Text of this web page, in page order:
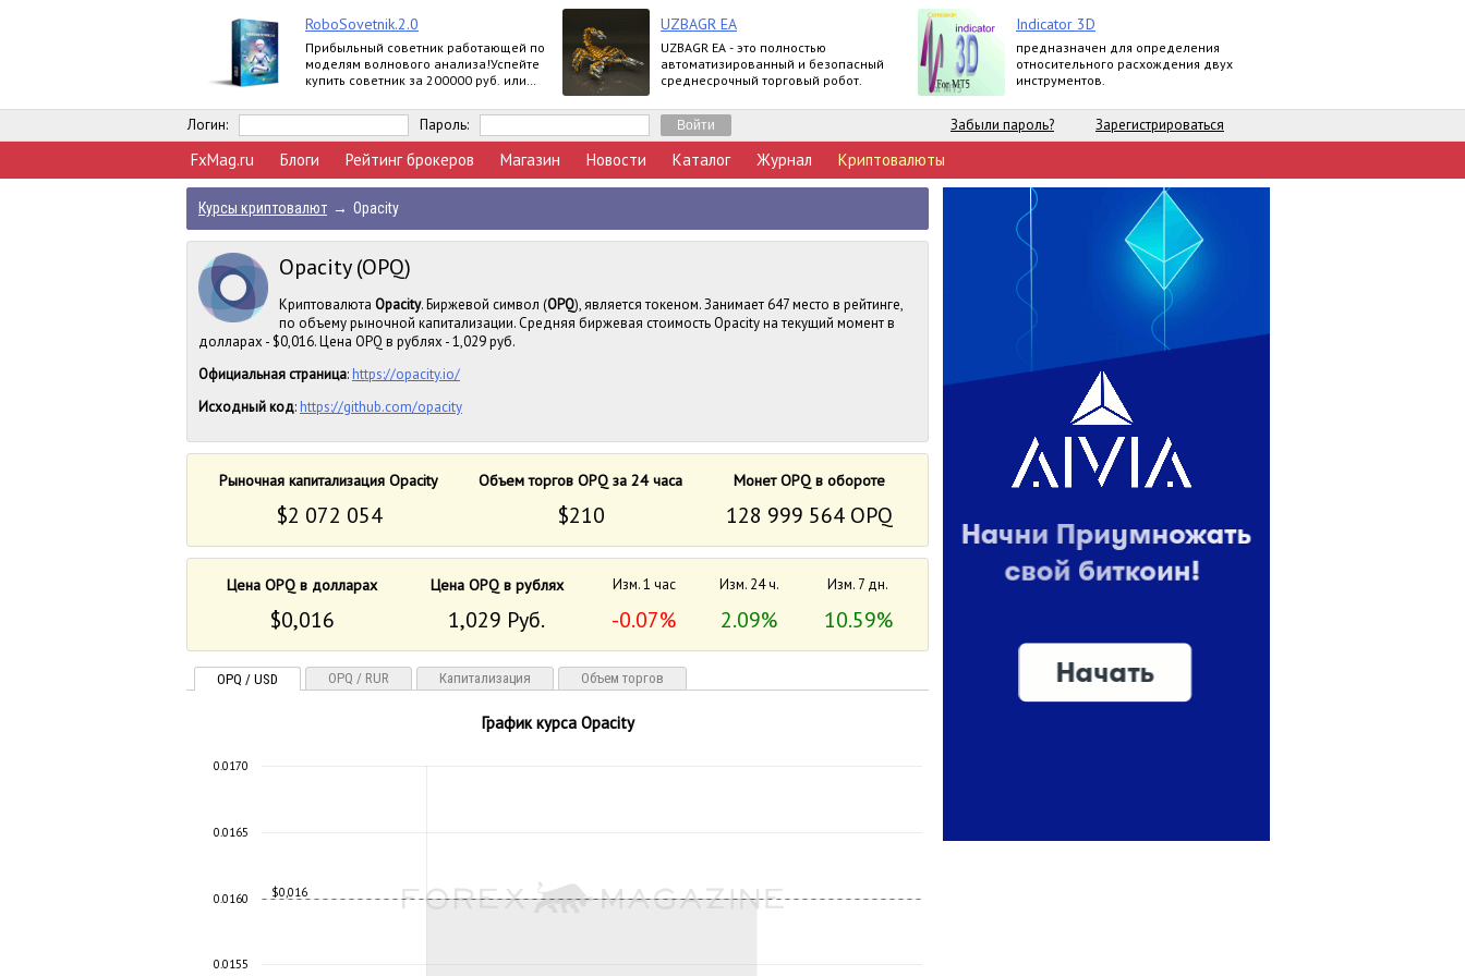
RoboSovetnik.2.0
Прибыльный советник работающей по
моделям волнового анализа!Успейте
купить советник за 200000 руб. или
программе
UZBAGR EA
UZBAGR EA - это полностью
автоматизированный и безопасный
среднесрочный торговый робот.
Indicator 3D
предназначен для определения
относительного расхождения двух
инструментов.
Логин: Пароль: Забыли пароль? Зарегистрироваться
FxMag.ru Блоги Рейтинг брокеров Магазин Новости Каталог Журнал Криптовалюты
Курсы криптовалют → Opacity
Opacity (OPQ)
Криптовалюта Opacity. Биржевой символ (OPQ), является токеном. Занимает 647 место в рейтинге,
по объему рыночной капитализации. Средняя биржевая стоимость Opacity на текущий момент в
долларах - $0,016. Цена OPQ в рублях - 1,029 руб.
Официальная страница: https://opacity.io/
Исходный код: https://github.com/opacity
Рыночная капитализация Opacity Объем торгов OPQ за 24 часа Монет OPQ в обороте
$2 072 054 $210 128 999 564 OPQ
Цена OPQ в долларах Цена OPQ в рублях Изм. 1 час Изм. 24 ч. Изм. 7 дн.
$0,016 1,029 Руб. -0.07% 2.09% 10.59%
OPQ / USD OPQ / RUR Капитализация Объем торгов
График курса Opacity
$0,016
0.0155
0.0160
0.0165
0.0170